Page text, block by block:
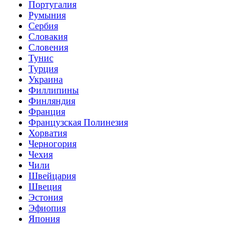
Португалия
Румыния
Сербия
Словакия
Словения
Тунис
Турция
Украина
Филлипины
Финляндия
Франция
Французская Полинезия
Хорватия
Черногория
Чехия
Чили
Швейцария
Швеция
Эстония
Эфиопия
Япония